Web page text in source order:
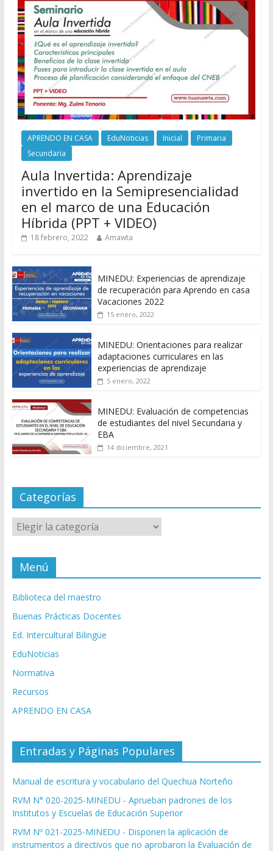
APRENDO EN CASA EduNoticias Inicial
Primaria
Secundaria
Aula Invertida: Aprendizaje
invertido en la Semipresencialidad
en el marco de una Educación
Híbrida (PPT + VIDEO)
18 febrero, 2022 Amawta
MINEDU: Experiencias de aprendizaje
de recuperación para Aprendo en casa
Vacaciones 2022
15 enero, 2022
MINEDU: Orientaciones para realizar
adaptaciones curriculares en las
experiencias de aprendizaje
5 enero, 2022
MINEDU: Evaluación de competencias
de estudiantes del nivel Secundaria y
EBA
14 diciembre, 2021
Categorías
Categorías
Menú
Biblioteca del maestro
Buenas Prácticas Docentes
Ed. Intercultural Bilingüe
EduNoticias
Normativa
Recursos
APRENDO EN CASA
Entradas y Páginas Populares
Manual de escritura y vocabulario del Quechua Norteño
RVM N° 020-2025-MINEDU - Aprueban padrones de los
Institutos y Escuelas de Educación Superior
RVM Nº 021-2025-MINEDU - Disponen la aplicación de
instrumentos a directivos que no aprobaron la Evaluación de